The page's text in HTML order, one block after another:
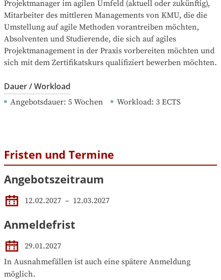
Projektmanager im agilen Umfeld (aktuell oder zukünftig),
Mitarbeiter des mittleren Managements von KMU, die die
Umstellung auf agile Methoden vorantreiben möchten,
Absolventen und Studierende, die sich auf agiles
Projektmanagement in der Praxis vorbereiten möchten und
sich mit dem Zertifikatskurs qualifiziert bewerben möchten.
Dauer / Workload
Angebotsdauer: 5 Wochen Workload: 3 ECTS
Fristen und Termine
Angebotszeitraum
12.02.2027 – 12.03.2027
Anmeldefrist
29.01.2027
In Ausnahmefällen ist auch eine spätere Anmeldung
möglich.